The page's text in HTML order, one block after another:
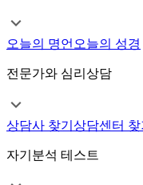
오늘의 명언 오늘의 성경
전문가와 심리상담
상담사 찾기 상담센터 찾
자기분석 테스트